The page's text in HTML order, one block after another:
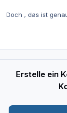
Doch , das ist
Erstelle ein